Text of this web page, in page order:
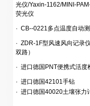
光仪/Yaxin-1162/MINI-
荧光仪
· CB--0221多点温度自动
· ZDR-1F型风速风向记录
双路）
· 进口德国PNT便携式活度
· 进口德国42101手钻
· 进口德国40020土壤张力